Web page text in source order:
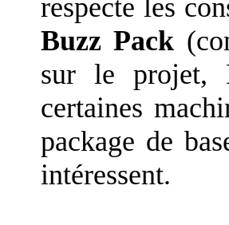
respecte les
Buzz Pack
sur le projet,
certaines
package de
intéressent.